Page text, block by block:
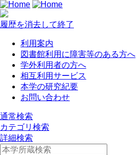
履歴を消去して終了
利用案内
図書館利用に障害等のある方へ
学外利用者の方へ
相互利用サービス
本学の研究紀要
お問い合わせ
通常検索
カテゴリ検索
詳細検索